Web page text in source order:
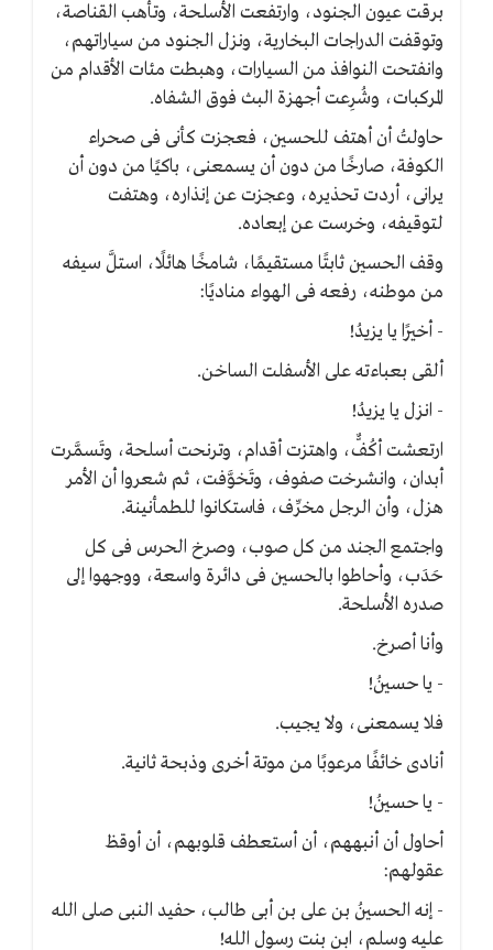
برقت عيون الجنود، وارتفعت الأسلحة، وتأهب القناصة،
وتوقفت الدراجات البخارية، ونزل الجنود من سياراتهم،
وانفتحت النوافذ من السيارات، وهبطت مئات الأقدام من
المركبات، وشُرِعت أجهزة البث فوق الشفاه.
حاولتُ أن أهتف للحسين، فعجزت كأنى فى صحراء
الكوفة، صارخًا من دون أن يسمعنى، باكيًا من دون أن
يرانى، أردت تحذيره، وعجزت عن إنذاره، وهتفت
لتوقيفه، وخرست عن إبعاده.
وقف الحسين ثابتًا مستقيمًا، شامخًا هائلًا، استلَّ سيفه
من موطنه، رفعه فى الهواء مناديًا:
- أخيرًا يا يزيدُ!
ألقى بعباءته على الأسفلت الساخن.
- انزل يا يزيدُ!
ارتعشت أكُفٌّ، واهتزت أقدام، وترنحت أسلحة، وتَسمَّرت
أبدان، وانشرخت صفوف، وتَخوَّفت، ثم شعروا أن الأمر
هزل، وأن الرجل مخرِّف، فاستكانوا للطمأنينة.
واجتمع الجند من كل صوب، وصرخ الحرس فى كل
حَدَب، وأحاطوا بالحسين فى دائرة واسعة، ووجهوا إلى
صدره الأسلحة.
وأنا أصرخ.
- يا حسينُ!
فلا يسمعنى، ولا يجيب.
أنادى خائفًا مرعوبًا من موتة أخرى وذبحة ثانية.
- يا حسينُ!
أحاول أن أنبههم، أن أستعطف قلوبهم، أن أوقظ
عقولهم:
- إنه الحسينُ بن على بن أبى طالب، حفيد النبى صلى الله
عليه وسلم، ابن بنت رسول الله!